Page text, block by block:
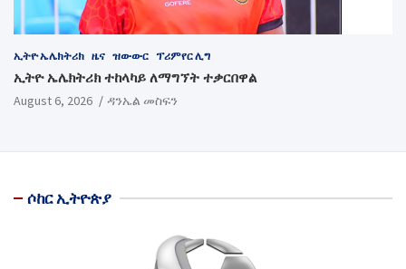
ኢትዮ ኤሌክትሪክ ዜና ዝውውር ፕሪምየር ሊግ
ኢትዮ ኤሌክትሪክ ተከላካይ ለማግኘት ተቃርበዋል
August 6, 2026 ዳንኤል መስፍን
ሶከር ኢትዮጵያ